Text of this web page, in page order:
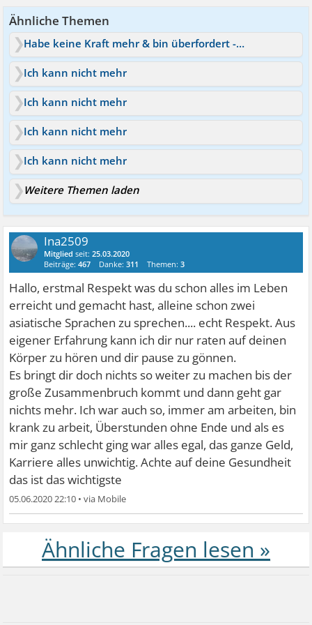
Ähnliche Themen
Habe keine Kraft mehr & bin überfordert - Burnout Symptome?
Ich kann nicht mehr
Ich kann nicht mehr
Ich kann nicht mehr
Ich kann nicht mehr
Weitere Themen laden
Ina2509
Mitglied seit:25.03.2020
Beiträge:467 Danke:311 Themen:3
Hallo, erstmal Respekt was du schon alles im Leben
erreicht und gemacht hast, alleine schon zwei
asiatische Sprachen zu sprechen.... echt Respekt. Aus
eigener Erfahrung kann ich dir nur raten auf deinen
Körper zu hören und dir pause zu gönnen.
Es bringt dir doch nichts so weiter zu machen bis der
große Zusammenbruch kommt und dann geht gar
nichts mehr. Ich war auch so, immer am arbeiten, bin
krank zu arbeit, Überstunden ohne Ende und als es
mir ganz schlecht ging war alles egal, das ganze Geld,
Karriere alles unwichtig. Achte auf deine Gesundheit
das ist das wichtigste
05.06.2020 22:10 •